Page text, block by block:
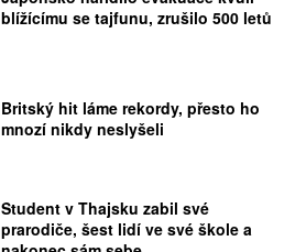
blížícímu se tajfunu, zrušilo 500 letů
Britský hit láme rekordy, přesto ho
mnozí nikdy neslyšeli
Student v Thajsku zabil své
prarodiče, šest lidí ve své škole a